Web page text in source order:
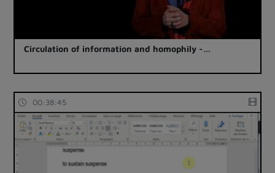
Circulation of information and homophily -…
00:38:45